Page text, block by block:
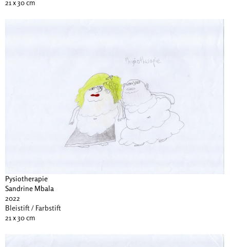
21 x 30 cm
Pysiotherapie
Sandrine Mbala
2022
Bleistift / Farbstift
21 x 30 cm